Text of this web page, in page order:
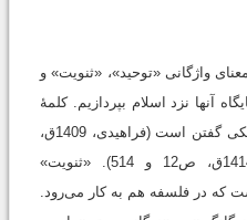
واژگانی «توحید»، «ثنویت» و
آنها نزد اسلام بپردازیم. کلمۀ
«توحید» از ریشة «وحد» به‌معنای یکی گفتن است (فراهیدی، 1409ق،
ج3، ص281؛ راغب اصفهانی، 1414ق، ص12 و 514). «ثنویت»
که در فلسفه هم به کار می‌رود.